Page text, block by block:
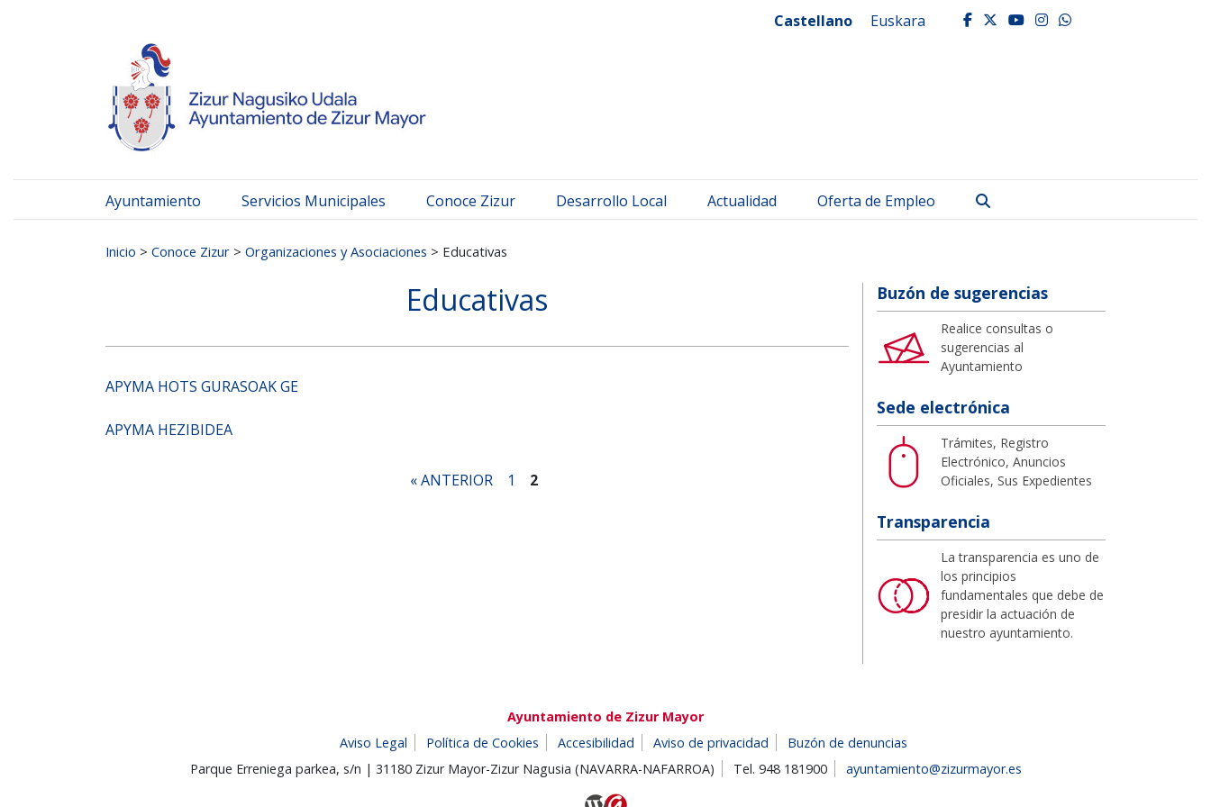
Castellano Euskara facebook
twitter
youtube
instagram
whatsapp
Ayuntamiento Servicios Municipales Conoce Zizur Desarrollo Local Actualidad Oferta de Empleo
Inicio > Conoce Zizur > Organizaciones y Asociaciones > Educativas
Educativas
APYMA HOTS GURASOAK GE
APYMA HEZIBIDEA
« ANTERIOR 1 2
Buzón de sugerencias
Realice consultas o
sugerencias al
Ayuntamiento
Sede electrónica
Trámites, Registro
Electrónico, Anuncios
Oficiales, Sus Expedientes
Transparencia
La transparencia es uno de
los principios
fundamentales que debe de
presidir la actuación de
nuestro ayuntamiento.
Ayuntamiento de Zizur Mayor
Aviso Legal
Política de Cookies Accesibilidad Aviso de privacidad
Buzón de denuncias
Parque Erreniega parkea, s/n | 31180 Zizur Mayor-Zizur Nagusia (NAVARRA-NAFARROA)
Tel. 948 181900 ayuntamiento@zizurmayor.es